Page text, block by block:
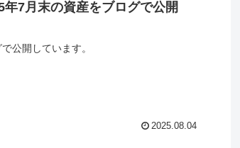
年7月末の資産をブログで公開
公開しています。
2025.08.04